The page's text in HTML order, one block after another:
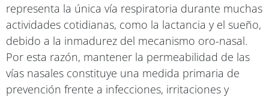
representa la única vía respiratoria durante muchas
actividades cotidianas, como la lactancia y el sueño,
debido a la inmadurez del mecanismo oro-nasal.
Por esta razón, mantener la permeabilidad de las
vías nasales constituye una medida primaria de
prevención frente a infecciones, irritaciones y